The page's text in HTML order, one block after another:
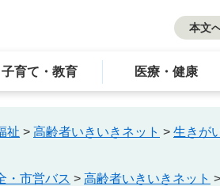
本文
子育て・教育 医療・健康
祉 > 高齢者いきいきネット > 生きが
・市営バス > 高齢者いきいきネット >